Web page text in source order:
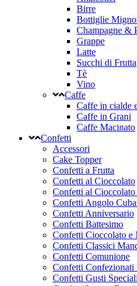
Birre
Bottiglie
Champagne &
Grappe
Latte
Succhi di Frutta
Tè
Vino
Caffe
Caffe in cialde
Caffe in Grani
Caffe Macinato
Confetti
Accessori
Cake Topper
Confetti a Frutta
Confetti al Cioccolato
Confetti al
Confetti Angolo
Confetti Anniversario
Confetti Battesimo
Confetti Cioccolato e
Confetti Classici
Confetti Comunione
Confetti Confezionati
Confetti Gusti Speciali